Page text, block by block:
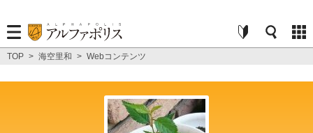
TOP > 海空里和 > Webコンテンツ